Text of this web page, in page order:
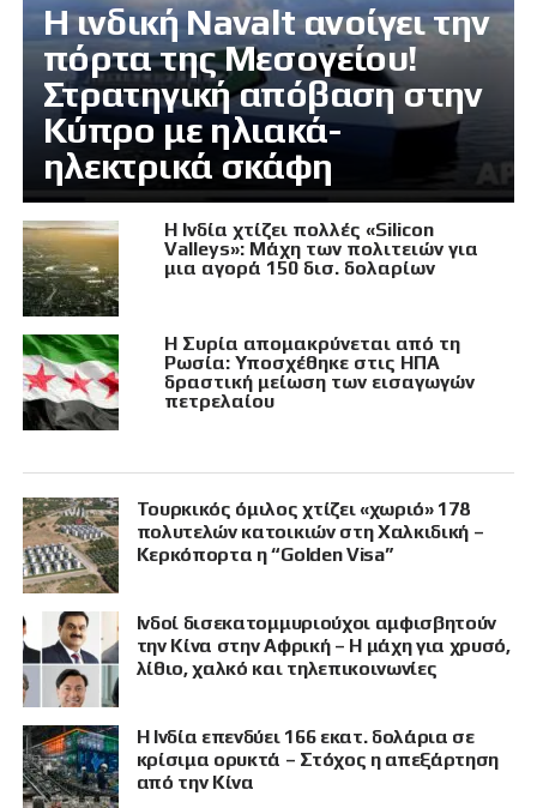
Η ινδική Navalt ανοίγει την
πόρτα της Μεσογείου!
Στρατηγική απόβαση στην
Κύπρο με ηλιακά-
ηλεκτρικά σκάφη
Η Ινδία χτίζει πολλές «Silicon
Valleys»: Μάχη των πολιτειών για
μια αγορά 150 δισ. δολαρίων
Η Συρία απομακρύνεται από τη
Ρωσία: Υποσχέθηκε στις ΗΠΑ
δραστική μείωση των εισαγωγών
πετρελαίου
Τουρκικός όμιλος χτίζει «χωριό» 178
πολυτελών κατοικιών στη Χαλκιδική –
Κερκόπορτα η “Golden Visa”
Ινδοί δισεκατομμυριούχοι αμφισβητούν
την Κίνα στην Αφρική – Η μάχη για χρυσό,
λίθιο, χαλκό και τηλεπικοινωνίες
Η Ινδία επενδύει 166 εκατ. δολάρια σε
κρίσιμα ορυκτά – Στόχος η απεξάρτηση
από την Κίνα